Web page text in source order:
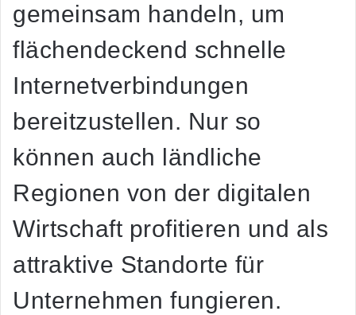
gemeinsam handeln, um
flächendeckend schnelle
Internetverbindungen
bereitzustellen. Nur so
können auch ländliche
Regionen von der digitalen
Wirtschaft profitieren und als
attraktive Standorte für
Unternehmen fungieren.